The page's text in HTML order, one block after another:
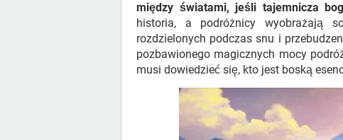
między światami, jeśli tajemnicza
historia, a podróżnicy wyobrażają
rozdzielonych podczas snu i
pozbawionego magicznych mocy
musi dowiedzieć się, kto jest boską